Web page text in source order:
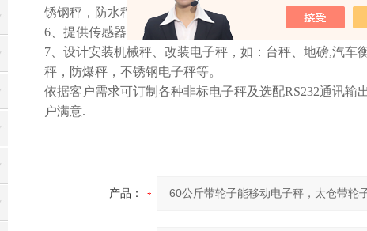
锈钢秤，防水秤，防爆秤，防腐蚀秤，缓冲秤，钢瓶秤，
6、提供传感器、电池、转换电源及显示器等配件的更换。
7、设计安装机械秤、改装电子秤，如：台秤、地磅,汽
秤，防爆秤，不锈钢电子秤等。
依据客户需求可订制各种非标电子秤及选配RS232通讯
户满意.
产品：